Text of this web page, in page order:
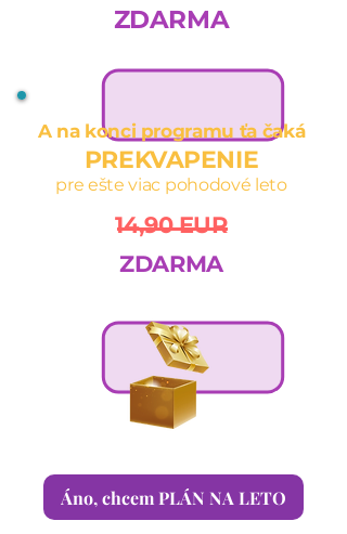
ZDARMA
A na konci programu ťa čaká
PREKVAPENIE
pre ešte viac pohodové leto
14,90 EUR
ZDARMA
Áno, chcem PLÁN NA LETO